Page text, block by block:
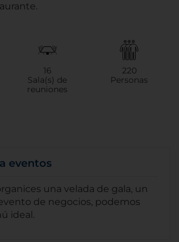
16
Sala(s) de
reuniones
220
Personas
eventos
una velada de gala, un
de negocios, podemos
ideal.